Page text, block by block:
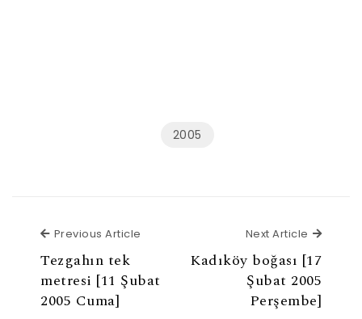
2005
Previous Article
Tezgahın tek
metresi [11 Şubat
2005 Cuma]
Next Article Next
Kadıköy boğası [17
Şubat 2005
Perşembe]